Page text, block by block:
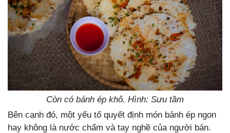
Còn có bánh ép khô. Hình: Sưu tầm
Bên cạnh đó, một yếu tố quyết định món bánh ép ngon
hay không là nước chấm và tay nghề của người bán.